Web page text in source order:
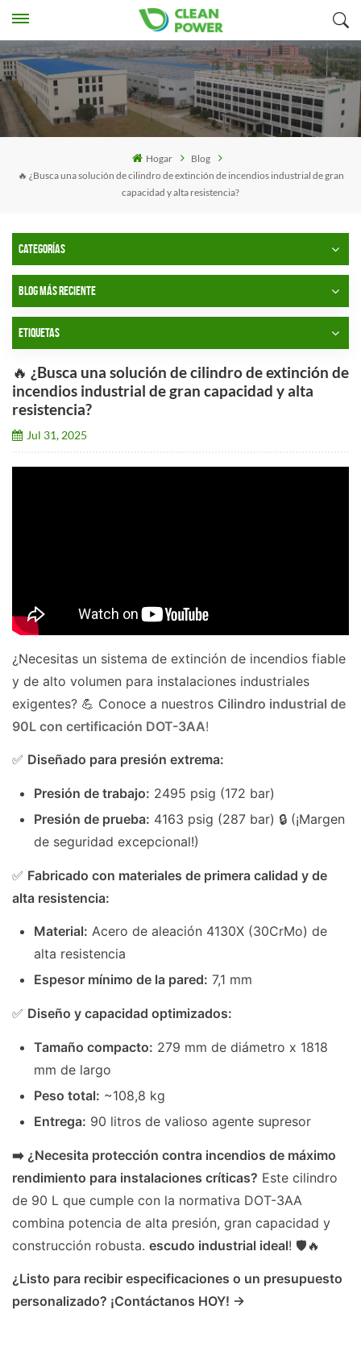
Hogar
Blog
🔥 ¿Busca una solución de cilindro de extinción de incendios industrial de gran
capacidad y alta resistencia?
CATEGORÍAS
BLOG MÁS RECIENTE
ETIQUETAS
🔥 ¿Busca una solución de cilindro de extinción de
incendios industrial de gran capacidad y alta
resistencia?
Jul 31, 2025
¿Necesitas un sistema de extinción de incendios fiable
y de alto volumen para instalaciones industriales
exigentes? 💪 Conoce a nuestros Cilindro industrial de
90L con certificación DOT-3AA!
✅ Diseñado para presión extrema:
Presión de trabajo: 2495 psig (172 bar)
Presión de prueba: 4163 psig (287 bar) 🔒 (¡Margen
de seguridad excepcional!)
✅ Fabricado con materiales de primera calidad y de
alta resistencia:
Material: Acero de aleación 4130X (30CrMo) de
alta resistencia
Espesor mínimo de la pared: 7,1 mm
✅ Diseño y capacidad optimizados:
Tamaño compacto: 279 mm de diámetro x 1818
mm de largo
Peso total: ~108,8 kg
Entrega: 90 litros de valioso agente supresor
➡️ ¿Necesita protección contra incendios de máximo
rendimiento para instalaciones críticas? Este cilindro
de 90 L que cumple con la normativa DOT-3AA
combina potencia de alta presión, gran capacidad y
construcción robusta. escudo industrial ideal! 🛡️🔥
¿Listo para recibir especificaciones o un presupuesto
personalizado? ¡Contáctanos HOY! →